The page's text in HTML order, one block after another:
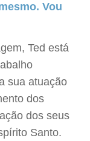
Vou
Ted está
sua atuação
dos
dos seus
Santo.